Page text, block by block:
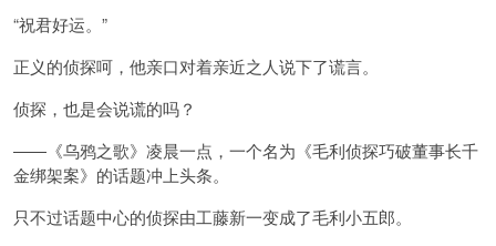
“祝君好运。”
正义的侦探呵，他亲口对着亲近之人说下了谎言。
侦探，也是会说谎的吗？
――《乌鸦之歌》凌晨一点，一个名为《毛利侦探巧破董事长千
金绑架案》的话题冲上头条。
只不过话题中心的侦探由工藤新一变成了毛利小五郎。